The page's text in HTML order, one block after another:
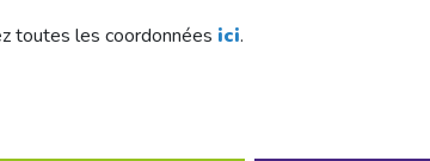
toutes les coordonnées ici.